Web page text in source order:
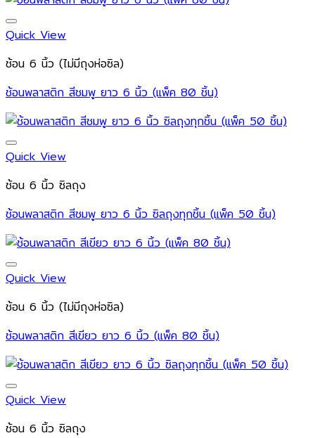
Quick View
ช้อน 6 นิ้ว (ไม่มีถุงห่อซิล)
ช้อนพลาสติก สีชมพู ยาว 6 นิ้ว (แพ็ค 80 ชิ้น)
Quick View
ช้อน 6 นิ้ว ซิลถุง
ช้อนพลาสติก สีชมพู ยาว 6 นิ้ว ซิลถุงทุกชิ้น (แพ็ค 50 ชิ้น)
Quick View
ช้อน 6 นิ้ว (ไม่มีถุงห่อซิล)
ช้อนพลาสติก สีเขียว ยาว 6 นิ้ว (แพ็ค 80 ชิ้น)
Quick View
ช้อน 6 นิ้ว ซิลถุง